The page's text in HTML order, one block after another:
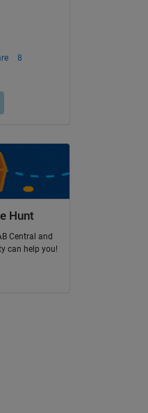
Hunt
Central and
can help you!